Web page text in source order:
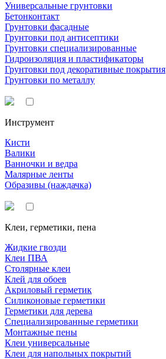
Универсальные грунтовки
Бетонконтакт
Грунтовки фасадные
Грунтовки под антисептики
Грунтовки специализированные
Гидроизоляция и пластификаторы
Грунтовки под декоративные покрытия
Грунтовки по металлу
Инструмент
Кисти
Валики
Ванночки и ведра
Малярные ленты
Образивы (наждачка)
Клеи, герметики, пена
Жидкие гвозди
Клеи ПВА
Столярные клеи
Клей для обоев
Акриловый герметик
Силиконовые герметики
Герметики для дерева
Специализированные герметики
Монтажные пены
Клеи универсальные
Клеи для напольных покрытий